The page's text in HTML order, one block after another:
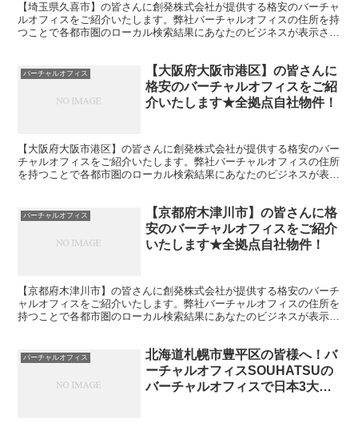
【埼玉県久喜市】の皆さんに創発株式会社が提供する格安のバーチャ
ルオフィスをご紹介いたします。弊社バーチャルオフィスの住所を持
つことで各都市圏のローカル検索結果にあなたのビジネスが表示され
バーチャルオフィス
【大阪府大阪市港区】の皆さんに
格安のバーチャルオフィスをご紹
介いたします★全拠点自社物件！
【大阪府大阪市港区】の皆さんに創発株式会社が提供する格安のバー
チャルオフィスをご紹介いたします。弊社バーチャルオフィスの住所
を持つことで各都市圏のローカル検索結果にあなたのビジネスが表示
バーチャルオフィス
【京都府木津川市】の皆さんに格
安のバーチャルオフィスをご紹介
いたします★全拠点自社物件！
【京都府木津川市】の皆さんに創発株式会社が提供する格安のバーチ
ャルオフィスをご紹介いたします。弊社バーチャルオフィスの住所を
持つことで各都市圏のローカル検索結果にあなたのビジネスが表示さ
バーチャルオフィス
北海道札幌市豊平区の皆様へ！バ
ーチャルオフィスSOUHATSUの
バーチャルオフィスで日本3大都